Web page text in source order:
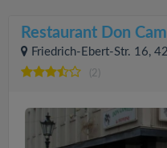
Restaurant Don
Friedrich-Ebert-Str. 16,
(2)